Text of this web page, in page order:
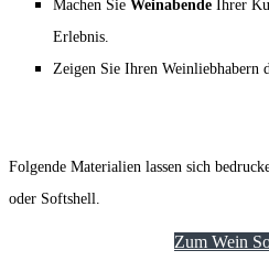
Machen Sie Weinabende Ihrer
Erlebnis.
Zeigen Sie Ihren Weinliebhabern
Folgende Materialien lassen sich
oder Softshell.
Zum Wein